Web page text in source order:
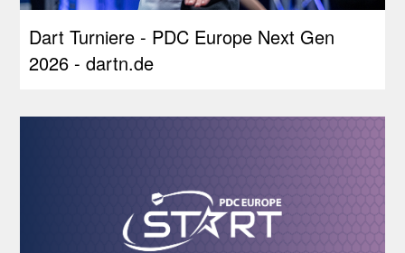
Dart Turniere - PDC Europe Next Gen
2026 - dartn.de